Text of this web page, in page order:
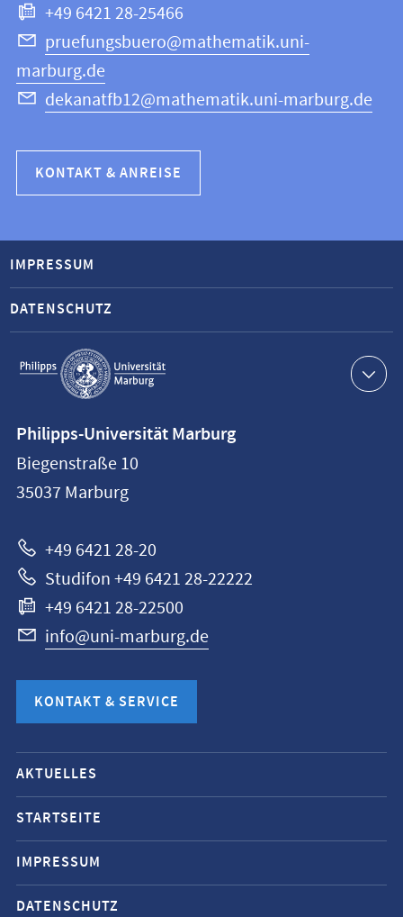
+49 6421 28-25466
pruefungsbuero@mathematik.uni-
marburg.de
dekanatfb12@mathematik.uni-marburg.de
KONTAKT & ANREISE
Service-
Navigation
IMPRESSUM
DATENSCHUTZ
Philipps-
Universität
Marburg
Philipps-Universität Marburg
Biegenstraße 10
35037 Marburg
+49 6421 28-20
Studifon +49 6421 28-22222
+49 6421 28-22500
info@uni-marburg.de
KONTAKT & SERVICE
Mobile-
Service-
Navigation
und
Social
Media
AKTUELLES
STARTSEITE
IMPRESSUM
DATENSCHUTZ